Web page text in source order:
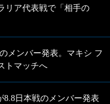
リア代表戦で「相手の
メンバー発表。マキシ フ
トマッチへ
8.8日本戦のメンバー発表